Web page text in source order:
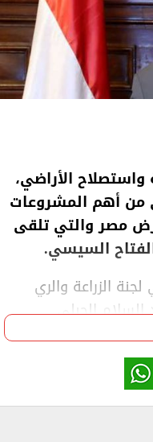
واستصلاح الأراضي،
من أهم المشروعات
مصر والتي تلقى
السيسي.
الزراعة والري
الجبلي
الدولة لرفع
المائي كما أنه